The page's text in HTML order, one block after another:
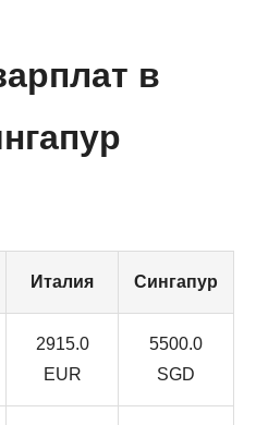
в
Италия Сингапур
2915.0
EUR
5500.0
SGD